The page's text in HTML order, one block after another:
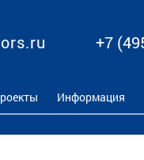
+7
Информация